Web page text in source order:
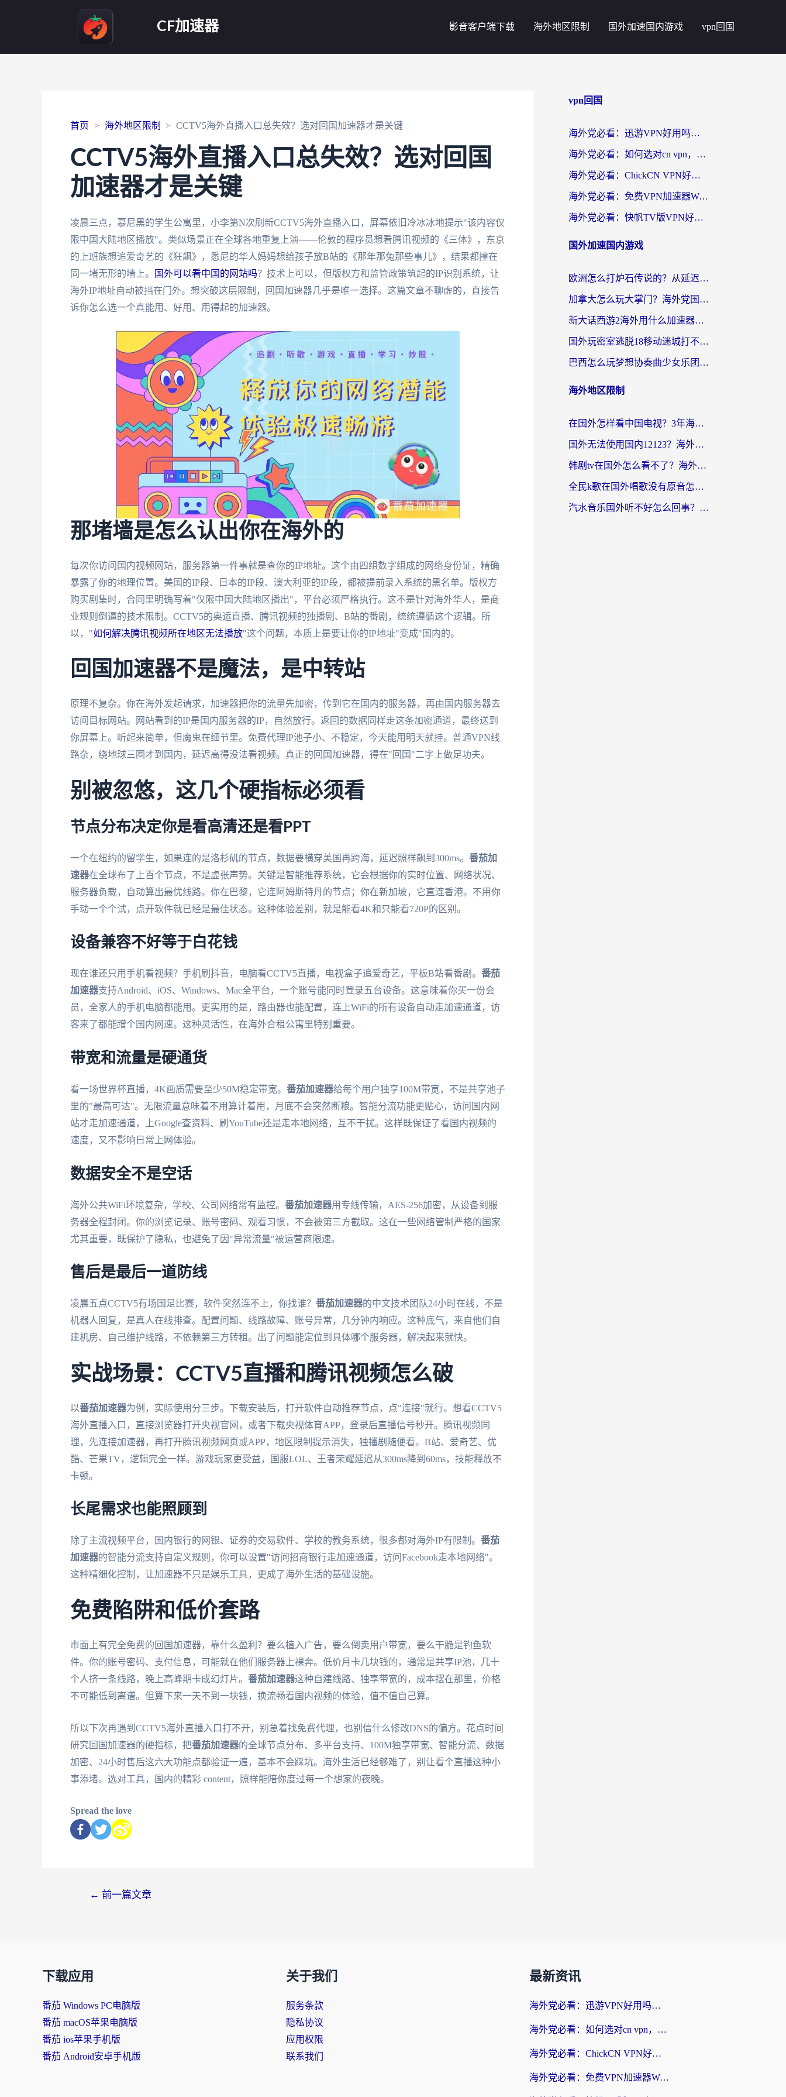
CF加速器 影音客户端下载 海外地区限制 国外加速国内游戏 vpn回国
首页 海外地区限制 CCTV5海外直播入口总失效？选对回国加速器才是关键
CCTV5海外直播入口总失效？选对回国
加速器才是关键
凌晨三点，慕尼黑的学生公寓里，小李第N次刷新CCTV5海外直播入口，屏幕依旧冷冰冰地提示"该内容仅
限中国大陆地区播放"。类似场景正在全球各地重复上演——伦敦的程序员想看腾讯视频的《三体》，东京
的上班族想追爱奇艺的《狂飙》，悉尼的华人妈妈想给孩子放B站的《那年那兔那些事儿》，结果都撞在
同一堵无形的墙上。
国外可以看中国的网站吗？技术上可以，但版权方和监管政策筑起的IP识别系统，让
海外IP地址自动被挡在门外。想突破这层限制，回国加速器几乎是唯一选择。这篇文章不聊虚的，直接告
诉你怎么选一个真能用、好用、用得起的加速器。
那堵墙是怎么认出你在海外的
每次你访问国内视频网站，服务器第一件事就是查你的IP地址。这个由四组数字组成的网络身份证，精确
暴露了你的地理位置。美国的IP段、日本的IP段、澳大利亚的IP段，都被提前录入系统的黑名单。版权方
购买剧集时，合同里明确写着"仅限中国大陆地区播出"，平台必须严格执行。这不是针对海外华人，是商
业规则倒逼的技术限制。CCTV5的奥运直播、腾讯视频的独播剧、B站的番剧，统统遵循这个逻辑。所
以，"如何解决腾讯视频所在地区无法播放"这个问题，本质上是要让你的IP地址"变成"国内的。
回国加速器不是魔法，是中转站
原理不复杂。你在海外发起请求，加速器把你的流量先加密，传到它在国内的服务器，再由国内服务器去
访问目标网站。网站看到的IP是国内服务器的IP，自然放行。返回的数据同样走这条加密通道，最终送到
你屏幕上。听起来简单，但魔鬼在细节里。免费代理IP池子小、不稳定，今天能用明天就挂。普通VPN线
路杂，绕地球三圈才到国内，延迟高得没法看视频。真正的回国加速器，得在"回国"二字上做足功夫。
别被忽悠，这几个硬指标必须看
节点分布决定你是看高清还是看PPT
一个在纽约的留学生，如果连的是洛杉矶的节点，数据要横穿美国再跨海，延迟照样飙到300ms。 番茄加
速器在全球布了上百个节点，不是虚张声势。关键是智能推荐系统，它会根据你的实时位置、网络状况、
服务器负载，自动算出最优线路。你在巴黎，它连阿姆斯特丹的节点；你在新加坡，它直连香港。不用你
手动一个个试，点开软件就已经是最佳状态。这种体验差别，就是能看4K和只能看720P的区别。
设备兼容不好等于白花钱
现在谁还只用手机看视频？手机刷抖音，电脑看CCTV5直播，电视盒子追爱奇艺，平板B站看番剧。 番茄
加速器支持Android、iOS、Windows、Mac全平台，一个账号能同时登录五台设备。这意味着你买一份会
员，全家人的手机电脑都能用。更实用的是，路由器也能配置，连上WiFi的所有设备自动走加速通道，访
客来了都能蹭个国内网速。这种灵活性，在海外合租公寓里特别重要。
带宽和流量是硬通货
看一场世界杯直播，4K画质需要至少50M稳定带宽。 番茄加速器给每个用户独享100M带宽，不是共享池子
里的"最高可达"。无限流量意味着不用算计着用，月底不会突然断粮。智能分流功能更贴心，访问国内网
站才走加速通道，上Google查资料、刷YouTube还是走本地网络，互不干扰。这样既保证了看国内视频的
速度，又不影响日常上网体验。
数据安全不是空话
海外公共WiFi环境复杂，学校、公司网络常有监控。 番茄加速器用专线传输，AES-256加密，从设备到服
务器全程封闭。你的浏览记录、账号密码、观看习惯，不会被第三方截取。这在一些网络管制严格的国家
尤其重要，既保护了隐私，也避免了因"异常流量"被运营商限速。
售后是最后一道防线
凌晨五点CCTV5有场国足比赛，软件突然连不上，你找谁？ 番茄加速器的中文技术团队24小时在线，不是
机器人回复，是真人在线排查。配置问题、线路故障、账号异常，几分钟内响应。这种底气，来自他们自
建机房、自己维护线路，不依赖第三方转租。出了问题能定位到具体哪个服务器，解决起来就快。
实战场景：CCTV5直播和腾讯视频怎么破
以番茄加速器为例，实际使用分三步。下载安装后，打开软件自动推荐节点，点"连接"就行。想看CCTV5
海外直播入口，直接浏览器打开央视官网，或者下载央视体育APP，登录后直播信号秒开。腾讯视频同
理，先连接加速器，再打开腾讯视频网页或APP，地区限制提示消失，独播剧随便看。B站、爱奇艺、优
酷、芒果TV，逻辑完全一样。游戏玩家更受益，国服LOL、王者荣耀延迟从300ms降到60ms，技能释放不
卡顿。
长尾需求也能照顾到
除了主流视频平台，国内银行的网银、证券的交易软件、学校的教务系统，很多都对海外IP有限制。 番茄
加速器的智能分流支持自定义规则，你可以设置"访问招商银行走加速通道，访问Facebook走本地网络"。
这种精细化控制，让加速器不只是娱乐工具，更成了海外生活的基础设施。
免费陷阱和低价套路
市面上有完全免费的回国加速器，靠什么盈利？要么植入广告，要么倒卖用户带宽，要么干脆是钓鱼软
件。你的账号密码、支付信息，可能就在他们服务器上裸奔。低价月卡几块钱的，通常是共享IP池，几十
个人挤一条线路，晚上高峰期卡成幻灯片。 番茄加速器这种自建线路、独享带宽的，成本摆在那里，价格
不可能低到离谱。但算下来一天不到一块钱，换流畅看国内视频的体验，值不值自己算。
所以下次再遇到CCTV5海外直播入口打不开，别急着找免费代理，也别信什么修改DNS的偏方。花点时间
研究回国加速器的硬指标，把番茄加速器的全球节点分布、多平台支持、100M独享带宽、智能分流、数据
加密、24小时售后这六大功能点都验证一遍，基本不会踩坑。海外生活已经够难了，别让看个直播这种小
事添堵。选对工具，国内的精彩 content，照样能陪你度过每一个想家的夜晚。
Spread the love
← 前一篇文章
vpn回国
海外党必看：迅游VPN好用吗？和番茄加速器VPN对比哪个回国效果更好？
海外党必看：如何选对cn vpn，轻松解锁国内影音游戏？
海外党必看：ChickCN VPN好用吗？和星河VPN对比哪个回国效果更好？附真实体验+避坑指南
海外党必看：免费VPN加速器Windows版怎么选？附真实测评与无缝访问国内资源指南
海外党必看：快帆TV版VPN好用吗？和hi龟龟VPN对比哪个回国效果更好？附免费加速器选择指南
国外加速国内游戏
欧洲怎么打炉石传说的？从延迟999到丝滑上分，我找到了靠谱加速器
加拿大怎么玩大掌门？海外党国服游戏加速避坑指南（附实用工具推荐）
新大话西游2海外用什么加速器登录？老玩家亲测有效的国服游戏加速指南
国外玩密室逃脱18移动迷城打不开怎么办？海外玩家亲测有效的解决指南
巴西怎么玩梦想协奏曲少女乐团派对？海外党必看的国服游戏加速全攻略（附波兰天涯明月刀实用技巧）
海外地区限制
在国外怎样看中国电视？3年海外党亲测有效的追剧加速器指南
国外无法使用国内12123？海外华人必看：选对回国加速器，解决迪拜语音+12123访问难题
韩剧tv在国外怎么看不了？海外党追剧自由的终极解决方案来了
全民k歌在国外唱歌没有原音怎么办？别让地域限制毁了你的麦霸时刻
汽水音乐国外听不好怎么回事？海外党亲测有效的回国加速方案来了
下载应用
番茄 Windows PC电脑版
番茄 macOS苹果电脑版
番茄 ios苹果手机版
番茄 Android安卓手机版
关于我们
服务条款
隐私协议
应用权限
联系我们
最新资讯
海外党必看：迅游VPN好用吗？和番茄加速器VPN对比哪个回国效果更好？
海外党必看：如何选对cn vpn，轻松解锁国内影音游戏？
海外党必看：ChickCN VPN好用吗？和星河VPN对比哪个回国效果更好？附真实体验+避坑指南
海外党必看：免费VPN加速器Windows版怎么选？附真实测评与无缝访问国内资源指南